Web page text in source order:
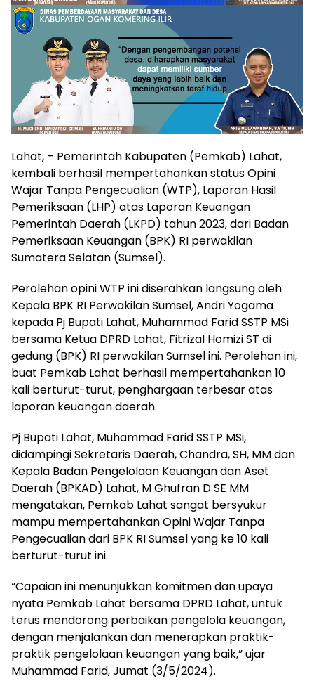
Lahat, – Pemerintah Kabupaten (Pemkab) Lahat,
kembali berhasil mempertahankan status Opini
Wajar Tanpa Pengecualian (WTP), Laporan Hasil
Pemeriksaan (LHP) atas Laporan Keuangan
Pemerintah Daerah (LKPD) tahun 2023, dari Badan
Pemeriksaan Keuangan (BPK) RI perwakilan
Sumatera Selatan (Sumsel).
Perolehan opini WTP ini diserahkan langsung oleh
Kepala BPK RI Perwakilan Sumsel, Andri Yogama
kepada Pj Bupati Lahat, Muhammad Farid SSTP MSi
bersama Ketua DPRD Lahat, Fitrizal Homizi ST di
gedung (BPK) RI perwakilan Sumsel ini. Perolehan ini,
buat Pemkab Lahat berhasil mempertahankan 10
kali berturut-turut, penghargaan terbesar atas
laporan keuangan daerah.
Pj Bupati Lahat, Muhammad Farid SSTP MSi,
didampingi Sekretaris Daerah, Chandra, SH, MM dan
Kepala Badan Pengelolaan Keuangan dan Aset
Daerah (BPKAD) Lahat, M Ghufran D SE MM
mengatakan, Pemkab Lahat sangat bersyukur
mampu mempertahankan Opini Wajar Tanpa
Pengecualian dari BPK RI Sumsel yang ke 10 kali
berturut-turut ini.
“Capaian ini menunjukkan komitmen dan upaya
nyata Pemkab Lahat bersama DPRD Lahat, untuk
terus mendorong perbaikan pengelola keuangan,
dengan menjalankan dan menerapkan praktik-
praktik pengelolaan keuangan yang baik,” ujar
Muhammad Farid, Jumat (3/5/2024).